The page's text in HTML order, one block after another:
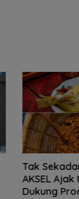
DPRD
Podcast
Informasi